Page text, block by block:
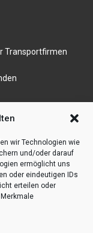
wir Technologien wie
und/oder darauf
ermöglicht uns
oder eindeutigen IDs
erteilen oder
Transportfirmen